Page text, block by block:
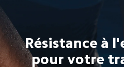
Résistance à
pour votre